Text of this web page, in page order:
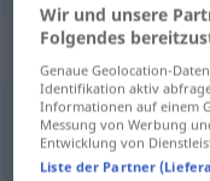
motive power,
Wir und unsere
Folgendes
Genaue Geolocation-
Identifikation aktiv
Informationen auf einem
Messung von Werbung
Entwicklung von
Liste der Partner